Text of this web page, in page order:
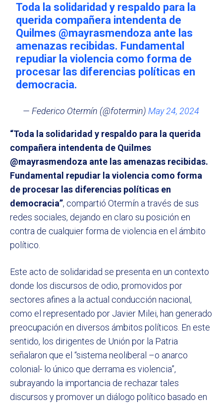
Toda la solidaridad y respaldo para la
querida compañera intendenta de
Quilmes @mayrasmendoza ante las
amenazas recibidas. Fundamental
repudiar la violencia como forma de
procesar las diferencias políticas en
democracia.
— Federico Otermín (@fotermin) May 24, 2024
“Toda la solidaridad y respaldo para la querida
compañera intendenta de Quilmes
@mayrasmendoza ante las amenazas recibidas.
Fundamental repudiar la violencia como forma
de procesar las diferencias políticas en
democracia”, compartió Otermín a través de sus
redes sociales, dejando en claro su posición en
contra de cualquier forma de violencia en el ámbito
político.
Este acto de solidaridad se presenta en un contexto
donde los discursos de odio, promovidos por
sectores afines a la actual conducción nacional,
como el representado por Javier Milei, han generado
preocupación en diversos ámbitos políticos. En este
sentido, los dirigentes de Unión por la Patria
señalaron que el “sistema neoliberal –o anarco
colonial- lo único que derrama es violencia”,
subrayando la importancia de rechazar tales
discursos y promover un diálogo político basado en